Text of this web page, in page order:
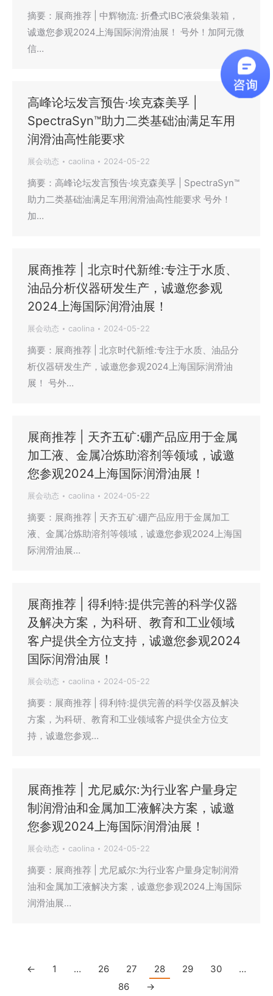
摘要：展商推荐 | 中辉物流: 折叠式IBC液袋集装箱，
诚邀您参观2024上海国际润滑油展！ 号外！加阿元微
信…
高峰论坛发言预告·埃克森美孚 |
SpectraSyn™助力二类基础油满足车用
润滑油高性能要求
展会动态 caolina 2024-05-22
摘要：高峰论坛发言预告·埃克森美孚 | SpectraSyn™
助力二类基础油满足车用润滑油高性能要求 号外！
加…
展商推荐 | 北京时代新维:专注于水质、
油品分析仪器研发生产，诚邀您参观
2024上海国际润滑油展！
展会动态 caolina 2024-05-22
摘要：展商推荐 | 北京时代新维:专注于水质、油品分
析仪器研发生产，诚邀您参观2024上海国际润滑油
展！ 号外…
展商推荐 | 天齐五矿:硼产品应用于金属
加工液、金属冶炼助溶剂等领域，诚邀
您参观2024上海国际润滑油展！
展会动态 caolina 2024-05-22
摘要：展商推荐 | 天齐五矿:硼产品应用于金属加工
液、金属冶炼助溶剂等领域，诚邀您参观2024上海国
际润滑油展…
展商推荐 | 得利特:提供完善的科学仪器
及解决方案，为科研、教育和工业领域
客户提供全方位支持，诚邀您参观2024
国际润滑油展！
展会动态 caolina 2024-05-22
摘要：展商推荐 | 得利特:提供完善的科学仪器及解决
方案，为科研、教育和工业领域客户提供全方位支
持，诚邀您参观…
展商推荐 | 尤尼威尔:为行业客户量身定
制润滑油和金属加工液解决方案，诚邀
您参观2024上海国际润滑油展！
展会动态 caolina 2024-05-22
摘要：展商推荐 | 尤尼威尔:为行业客户量身定制润滑
油和金属加工液解决方案，诚邀您参观2024上海国际
润滑油展…
← 1 … 26 27 28 29 30
…
86
→